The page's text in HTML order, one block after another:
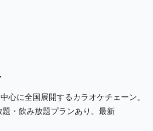
心に全国展開するカラオケチェーン。
・飲み放題プランあり。最新